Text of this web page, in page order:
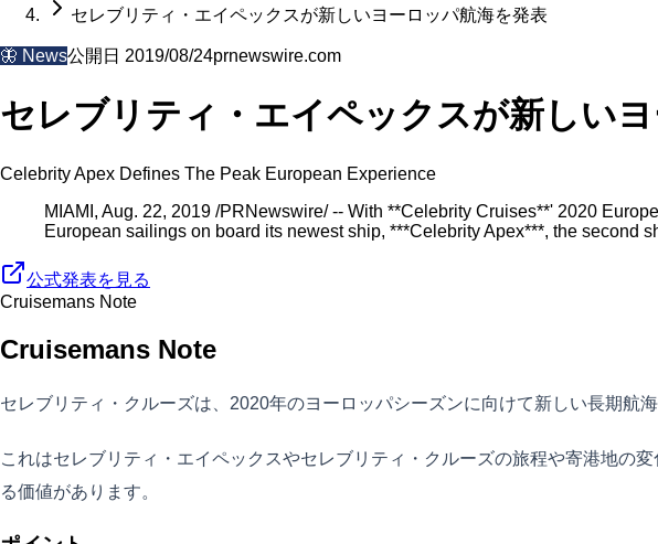
セレブリティ・エイペックスが新しいヨーロッパ航海を発表
🦋 News公開日 2019/08/24prnewswire.com
セレブリティ・エイペックスが新しい
Celebrity Apex Defines The Peak European Experience
MIAMI, Aug. 22, 2019 /PRNewswire/ -- With **Celebrity Cruises**' 2020
European sailings on board its newest ship, ***Celebrity Apex***, the second
公式発表を見る
Cruisemans Note
Cruisemans Note
セレブリティ・クルーズは、2020年のヨーロッパシーズンに向けて新しい長期航海
これはセレブリティ・エイペックスやセレブリティ・クルーズの旅程や寄港地の
る価値があります。